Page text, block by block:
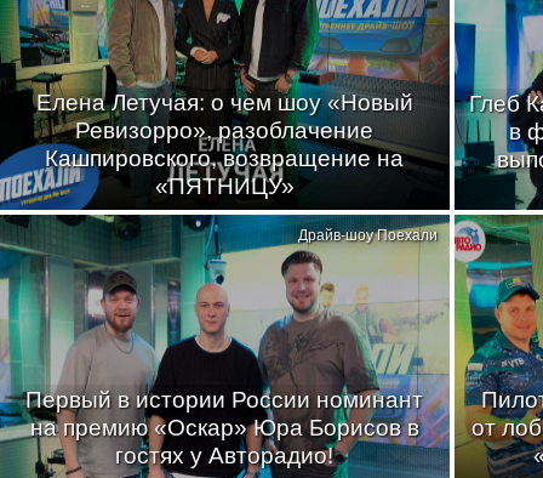
Елена Летучая: о чем шоу «Новый
Ревизорро», разоблачение
Кашпировского, возвращение на
«ПЯТНИЦУ»
Глеб
в
Первый в истории России номинант
на премию «Оскар» Юра Борисов в
гостях у Авторадио!
Драйв-шоу Поехали
от